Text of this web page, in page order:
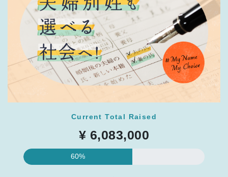
Current Total Raised
¥ 6,083,000
60%